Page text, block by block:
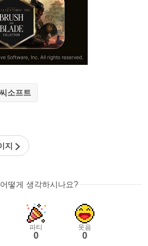
소프트
지
떻게 생각하시나요?
파티
0
웃음
0